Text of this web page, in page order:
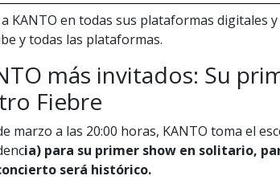
KANTO en todas sus plataformas digitales
y todas las plataformas.
más invitados: Su
Fiebre
marzo a las 20:00 horas, KANTO toma el
ia) para su primer show en solitario,
será histórico.